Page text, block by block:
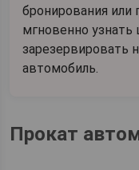
бронирования или
мгновенно узнать
зарезервировать
автомобиль.
Прокат